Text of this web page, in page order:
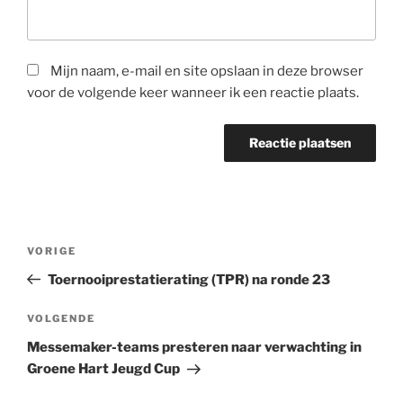
Mijn naam, e-mail en site opslaan in deze browser
voor de volgende keer wanneer ik een reactie plaats.
Vorig
bericht
VORIGE
Toernooiprestatierating (TPR) na ronde 23
Volgend
bericht
VOLGENDE
Messemaker-teams presteren naar verwachting in
Groene Hart Jeugd Cup